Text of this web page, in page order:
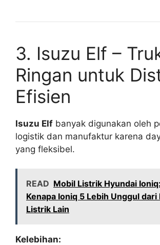
3. Isuzu Elf –
Ringan untuk
Efisien
Isuzu Elf banyak digunakan oleh
logistik dan manufaktur karena
yang fleksibel.
READ Mobil Listrik Hyundai
Kenapa Ioniq 5 Lebih Unggul dari
Listrik Lain
Kelebihan: